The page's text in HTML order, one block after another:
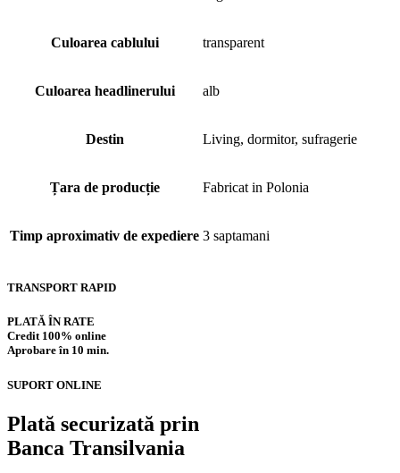
Culoarea cablului transparent
Culoarea headlinerului alb
Destin Living, dormitor, sufragerie
Țara de producție Fabricat in Polonia
Timp aproximativ de expediere 3 saptamani
TRANSPORT RAPID
PLATĂ ÎN RATE
Credit 100% online
Aprobare în 10 min.
SUPORT ONLINE
Plată securizată prin
Banca Transilvania